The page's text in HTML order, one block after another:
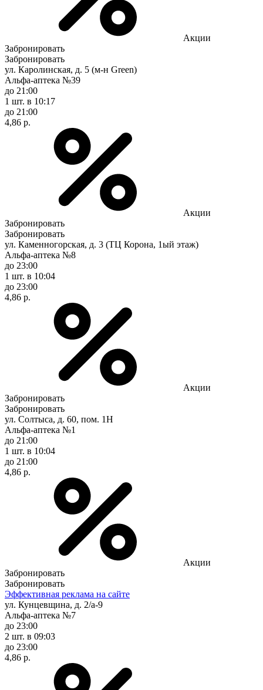
Акции
Забронировать
Забронировать
ул. Каролинская, д. 5 (м-н Green)
Альфа-аптека №39
до 21:00
1 шт. в 10:17
до 21:00
4,86 р.
Акции
Забронировать
Забронировать
ул. Каменногорская, д. 3 (ТЦ Корона, 1ый этаж)
Альфа-аптека №8
до 23:00
1 шт. в 10:04
до 23:00
4,86 р.
Акции
Забронировать
Забронировать
ул. Солтыса, д. 60, пом. 1Н
Альфа-аптека №1
до 21:00
1 шт. в 10:04
до 21:00
4,86 р.
Акции
Забронировать
Забронировать
Эффективная реклама на сайте
ул. Кунцевщина, д. 2/а-9
Альфа-аптека №7
до 23:00
2 шт. в 09:03
до 23:00
4,86 р.